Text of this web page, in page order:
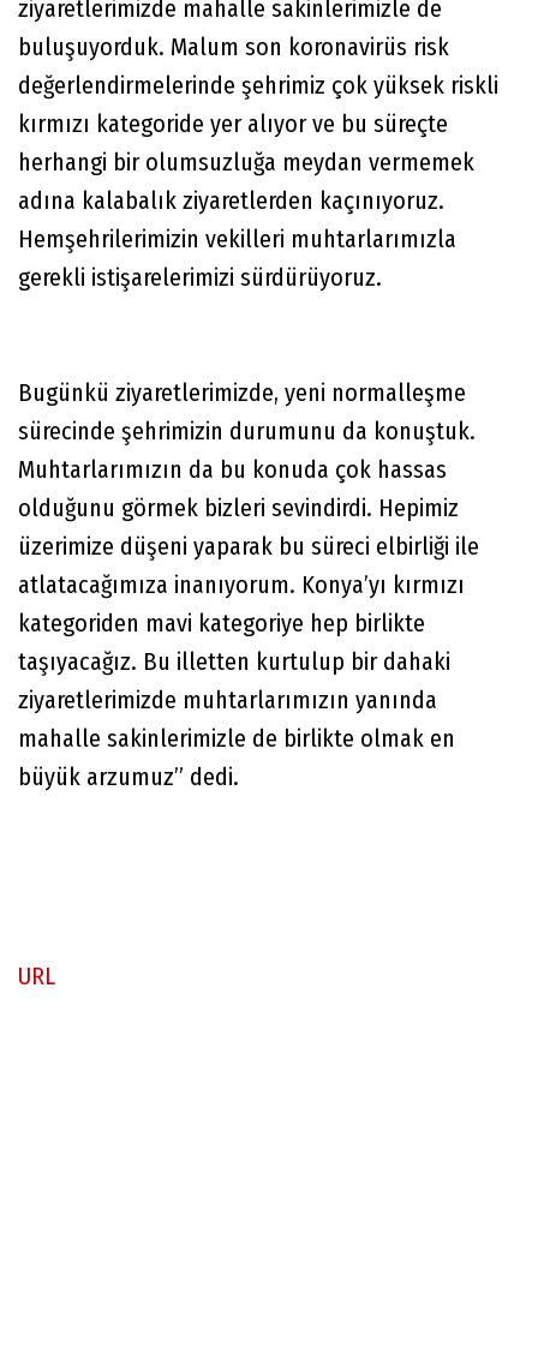
ziyaretlerimizde mahalle sakinlerimizle de
buluşuyorduk. Malum son koronavirüs risk
değerlendirmelerinde şehrimiz çok yüksek riskli
kırmızı kategoride yer alıyor ve bu süreçte
herhangi bir olumsuzluğa meydan vermemek
adına kalabalık ziyaretlerden kaçınıyoruz.
Hemşehrilerimizin vekilleri muhtarlarımızla
gerekli istişarelerimizi sürdürüyoruz.
Bugünkü ziyaretlerimizde, yeni normalleşme
sürecinde şehrimizin durumunu da konuştuk.
Muhtarlarımızın da bu konuda çok hassas
olduğunu görmek bizleri sevindirdi. Hepimiz
üzerimize düşeni yaparak bu süreci elbirliği ile
atlatacağımıza inanıyorum. Konya’yı kırmızı
kategoriden mavi kategoriye hep birlikte
taşıyacağız. Bu illetten kurtulup bir dahaki
ziyaretlerimizde muhtarlarımızın yanında
mahalle sakinlerimizle de birlikte olmak en
büyük arzumuz” dedi.
URL